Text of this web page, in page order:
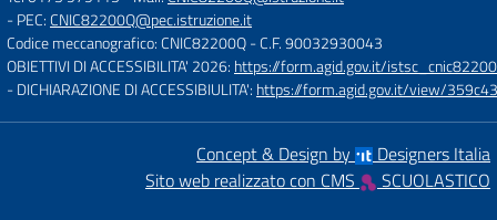
- PEC:CNIC82200Q@pec.istruzione.it
Codice meccanografico: CNIC82200Q- C.F. 90032930043
OBIETTIVI DI ACCESSIBILITA' 2026: https://form.agid.gov.it/
- DICHIARAZIONE DI ACCESSIBIULITA': https://form.agid.gov.it/view/
Concept & Design by
Designers Italia
Sito web realizzato con CMS
SCUOLASTICO